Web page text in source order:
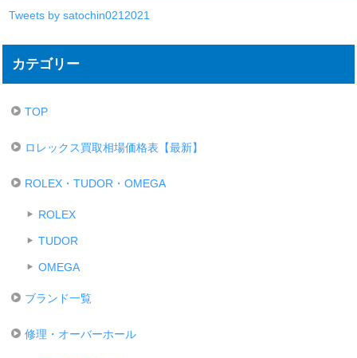
Tweets by satochin0212021
カテゴリー
TOP
ロレックス買取相場価格表【最新】
ROLEX・TUDOR・OMEGA
ROLEX
TUDOR
OMEGA
ブランド一覧
修理・オーバーホール